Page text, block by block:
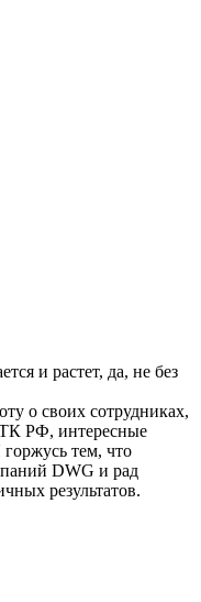
и растет, да, не без
о своих сотрудниках,
РФ, интересные
горжусь тем, что
DWG и рад
результатов.